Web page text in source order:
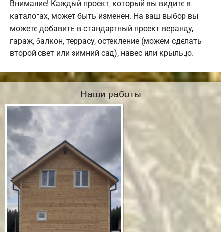
Внимание! Каждый проект, который вы видите в
каталогах, может быть изменен. На ваш выбор вы
можете добавить в стандартный проект веранду,
гараж, балкон, террасу, остекление (можем сделать
второй свет или зимний сад), навес или крыльцо.
Наши работы